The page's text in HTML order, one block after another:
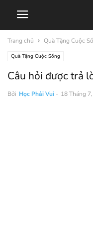
Trang chủ Quà Tặng Cuộc
Quà Tặng Cuộc Sống
Câu hỏi được trả
Bởi Học Phải Vui - 18 Tháng